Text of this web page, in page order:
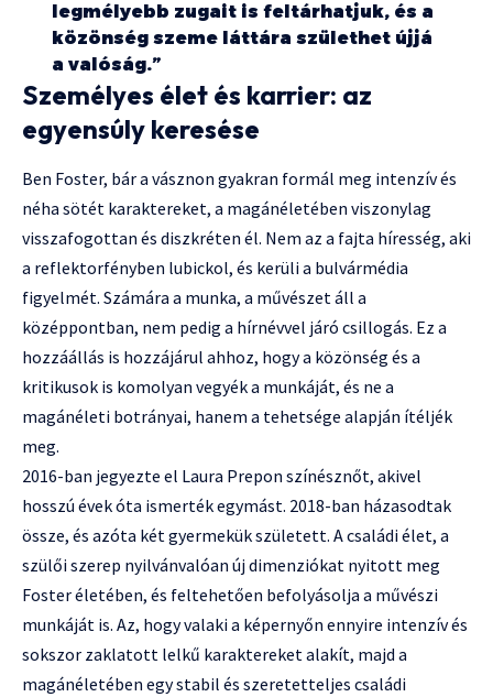
legmélyebb zugait is feltárhatjuk, és a
közönség szeme láttára születhet újjá
a valóság.”
Személyes élet és karrier: az
egyensúly keresése
Ben Foster, bár a vásznon gyakran formál meg intenzív és
néha sötét karaktereket, a magánéletében viszonylag
visszafogottan és diszkréten él. Nem az a fajta híresség, aki
a reflektorfényben lubickol, és kerüli a bulvármédia
figyelmét. Számára a munka, a művészet áll a
középpontban, nem pedig a hírnévvel járó csillogás. Ez a
hozzáállás is hozzájárul ahhoz, hogy a közönség és a
kritikusok is komolyan vegyék a munkáját, és ne a
magánéleti botrányai, hanem a tehetsége alapján ítéljék
meg.
2016-ban jegyezte el Laura Prepon színésznőt, akivel
hosszú évek óta ismerték egymást. 2018-ban házasodtak
össze, és azóta két gyermekük született. A családi élet, a
szülői szerep nyilvánvalóan új dimenziókat nyitott meg
Foster életében, és feltehetően befolyásolja a művészi
munkáját is. Az, hogy valaki a képernyőn ennyire intenzív és
sokszor zaklatott lelkű karaktereket alakít, majd a
magánéletében egy stabil és szeretetteljes családi